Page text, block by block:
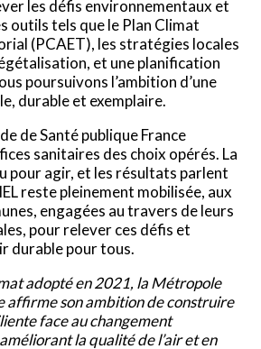
les défis environnementaux et
outils tels que le Plan Climat
(PCAET), les stratégies locales
et une planification
poursuivons l’ambition d’une
durable et exemplaire.
de Santé publique France
sanitaires des choix opérés. La
pour agir, et les résultats parlent
reste pleinement mobilisée, aux
engagées au travers de leurs
pour relever ces défis et
durable pour tous.
adopté en 2021, la Métropole
affirme son ambition de construire
face au changement
la qualité de l’air et en